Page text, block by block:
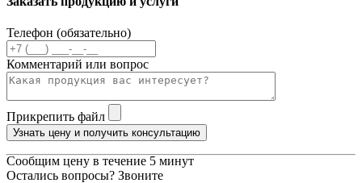
Телефон (обязательно)
Комментарий или вопрос
Прикрепить файл
Узнать цену и получить консультацию
Сообщим цену в течение 5 минут
Остались вопросы? Звоните